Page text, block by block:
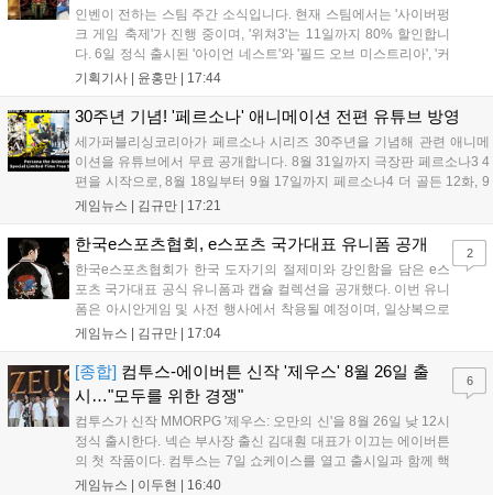
인벤이 전하는 스팀 주간 소식입니다. 현재 스팀에서는 '사이버펑
크 게임 축제'가 진행 중이며, '위쳐3'는 11일까지 80% 할인합니
다. 6일 정식 출시된 '아이언 네스트'와 '필드 오브 미스트리아', '커
세어 코브'가 호평받고 있습니다. 한편, 7일 출시된 '마블 투혼'은
다. 유비소프트의 '고스트리콘: 와일드랜드'는 7년 만의 대규모 업
데이트 '라스트 라이츠'와 함께 95% 할인 중입니다....
기획기사 | 윤홍만 17:44
30주년 기념! '페르소나' 애니메이션 전편 유튜브 방영
세가퍼블리싱코리아가 페르소나 시리즈 30주년을 기념해 관련 애니메
이션을 유튜브에서 무료 공개합니다. 8월 31일까지 극장판 페르소나3 4
편을 시작으로, 8월 18일부터 9월 17일까지 페르소나4 더 골든 12화, 9
월 15일부터 10월 14일까지 페르소나5 시리즈가 순차 공개됩니다. 또한
영상 및 대형 전광판에 소개될 예정입니다....
게임뉴스 | 김규만 17:21
한국e스포츠협회, e스포츠 국가대표 유니폼 공개
한국e스포츠협회가 한국 도자기의 절제미와 강인함을 담은 e스
포츠 국가대표 공식 유니폼과 캡슐 컬렉션을 공개했다. 이번 유니
폼은 아시안게임 및 사전 행사에서 착용될 예정이며, 일상복으로
구성된 컬렉션은 오는 8월 28일부터 골스튜디오 공식 홈페이지
서는 대회 규정에 따라 별도의 유니폼을 착용할 계획이다....
게임뉴스 | 김규만 17:04
2
[종합] 컴투스-에이버튼 신작 '제우스' 8월 26일 출
시…"모두를 위한 경쟁"
컴투스가 신작 MMORPG '제우스: 오만의 신'을 8월 26일 낮 12시
정식 출시한다. 넥슨 부사장 출신 김대훤 대표가 이끄는 에이버튼
의 첫 작품이다. 컴투스는 7일 쇼케이스를 열고 출시일과 함께 핵
심 콘텐츠, 유료화 정책, 운영 방향을 공개했다. 캐릭터명 선점은
게임뉴스 | 이두현 16:40
6